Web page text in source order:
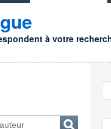
à votre